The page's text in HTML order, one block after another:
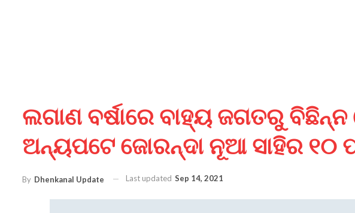
ଲଗାଣ ବର୍ଷାରେ ବାହ୍ୟ ଜଗତରୁ ବିଛିନ୍ନ
ଅନ୍ୟପଟେ ଜୋରନ୍ଦା ନୂଆ ସାହିର ୧୦
By Dhenkanal Update Last updated Sep 14, 2021